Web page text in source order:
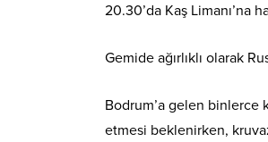
20.30’da Kaş Limanı’na
Gemide ağırlıklı olarak
Bodrum’a gelen binlerce
etmesi beklenirken,